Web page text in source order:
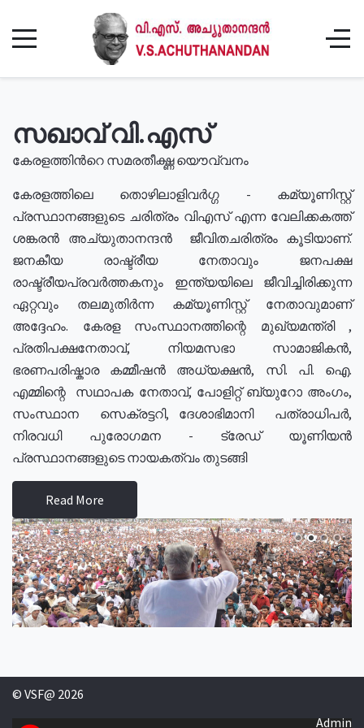
സഖാവ് വി.എസ്
കേരളത്തിൻറെ സമരതീക്ഷ്ണ യൌവ്വനം
കേരളത്തിലെ തൊഴിലാളിവർഗ്ഗ - കമ്യൂണിസ്റ്റ്
പ്രസ്ഥാനങ്ങളുടെ ചരിത്രം വിഎസ് എന്ന വേലിക്കകത്ത്
ശങ്കരൻ അച്യുതാനന്ദൻ ജീവിതചരിത്രം കൂടിയാണ്.
ജനകീയ രാഷ്ട്രീയ നേതാവും ജനപക്ഷ
രാഷ്ട്രീയപ്രവർത്തകനും ഇന്ത്യയിലെ ജീവിച്ചിരിക്കുന്ന
ഏറ്റവും തലമുതിർന്ന കമ്യൂണിസ്റ്റ് നേതാവുമാണ്
അദ്ദേഹം. കേരള സംസ്ഥാനത്തിന്റെ മുഖ്യമന്ത്രി ,
പ്രതിപക്ഷനേതാവ്, നിയമസഭാ സാമാജികൻ,
ഭരണപരിഷ്കാര കമ്മീഷൻ അധ്യക്ഷൻ, സി. പി. ഐ.
എമ്മിന്റെ സഥാപക നേതാവ്, പോളിറ്റ് ബ്യുറോ അംഗം,
സംസ്ഥാന സെക്രട്ടറി, ദേശാഭിമാനി പത്രാധിപർ,
നിരവധി പുരോഗമന - ട്രേഡ് യൂണിയൻ
പ്രസ്ഥാനങ്ങളുടെ നായകത്വം തുടങ്ങി
Read More
© VSF@ 2026
Admin